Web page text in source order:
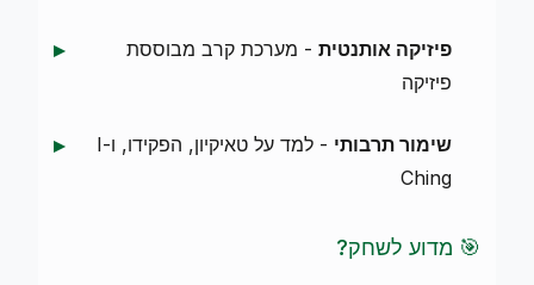
פיזיקה אותנטית - מערכת קרב מבוססת
פיזיקה
שימור תרבותי
- למד על טאיקיון, הפקידו, ו-I
Ching
🎯 מדוע לשחק?